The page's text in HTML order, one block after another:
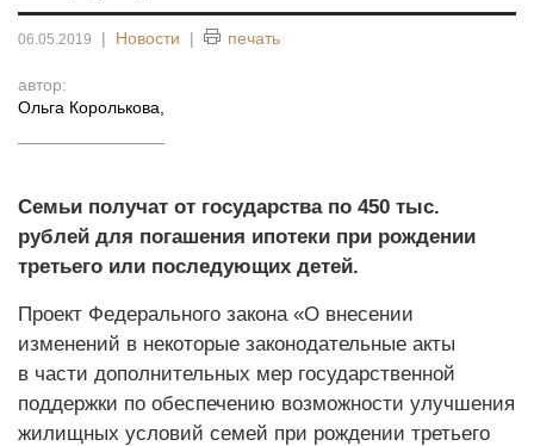
06.05.2019 | Новости | печать
автор:
Ольга Королькова
Семьи получат от государства по 450 тыс.
рублей для погашения ипотеки при рождении
третьего или последующих детей.
Проект Федерального закона «О внесении
изменений в некоторые законодательные акты
в части дополнительных мер государственной
поддержки по обеспечению возможности улучшения
жилищных условий семей при рождении третьего